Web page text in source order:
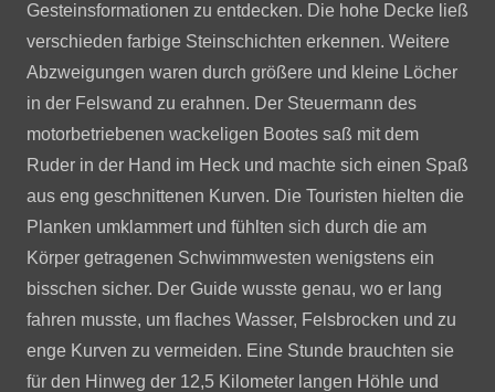
Gesteinsformationen zu entdecken. Die hohe Decke ließ
verschieden farbige Steinschichten erkennen. Weitere
Abzweigungen waren durch größere und kleine Löcher
in der Felswand zu erahnen. Der Steuermann des
motorbetriebenen wackeligen Bootes saß mit dem
Ruder in der Hand im Heck und machte sich einen Spaß
aus eng geschnittenen Kurven. Die Touristen hielten die
Planken umklammert und fühlten sich durch die am
Körper getragenen Schwimmwesten wenigstens ein
bisschen sicher. Der Guide wusste genau, wo er lang
fahren musste, um flaches Wasser, Felsbrocken und zu
enge Kurven zu vermeiden. Eine Stunde brauchten sie
für den Hinweg der 12,5 Kilometer langen Höhle und